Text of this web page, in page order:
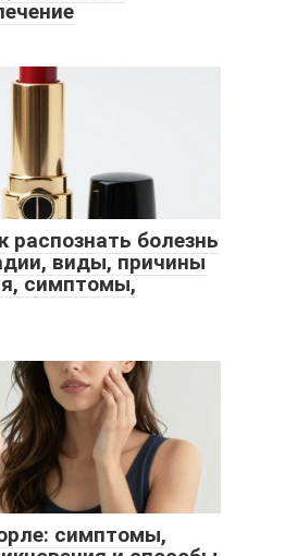
распознать болезнь
виды, причины
симптомы,
симптомы,